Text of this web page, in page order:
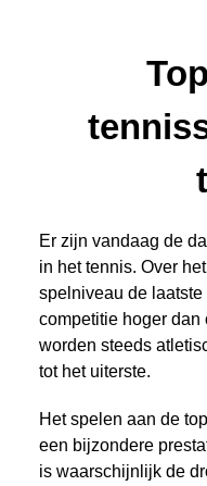
Er zijn vandaag de
in het tennis. Over
spelniveau de
competitie hoger dan
worden steeds
tot het uiterste.
Het spelen aan de
een bijzondere
is waarschijnlijk de